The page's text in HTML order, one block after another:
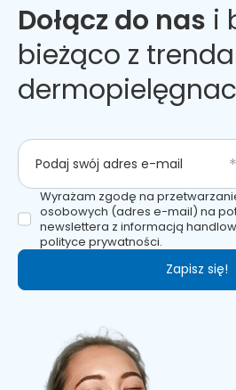
Dołącz do nas i
bieżąco z
Podaj swój adres e-mail
Wyrażam zgodę na
osobowych (adres e-mail) na
newslettera z informacją
polityce prywatności.
Zapisz się!